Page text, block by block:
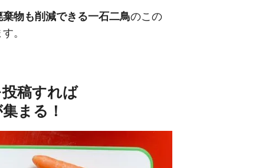
物も削減できる一石二鳥のこの
。
稿すれば
まる！